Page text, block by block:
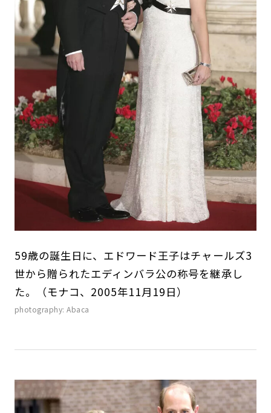
59歳の誕生日に、エドワード王子はチャールズ3
世から贈られたエディンバラ公の称号を継承し
た。（モナコ、2005年11月19日）
photography: Abaca